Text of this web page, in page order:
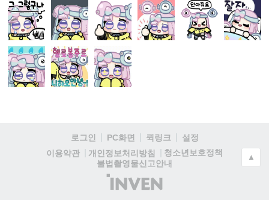
로그인 PC화면 퀵링크
설정
이용약관
개인정보처리방침
청소년보호정책
불법촬영물신고안내
(주)
인
▲